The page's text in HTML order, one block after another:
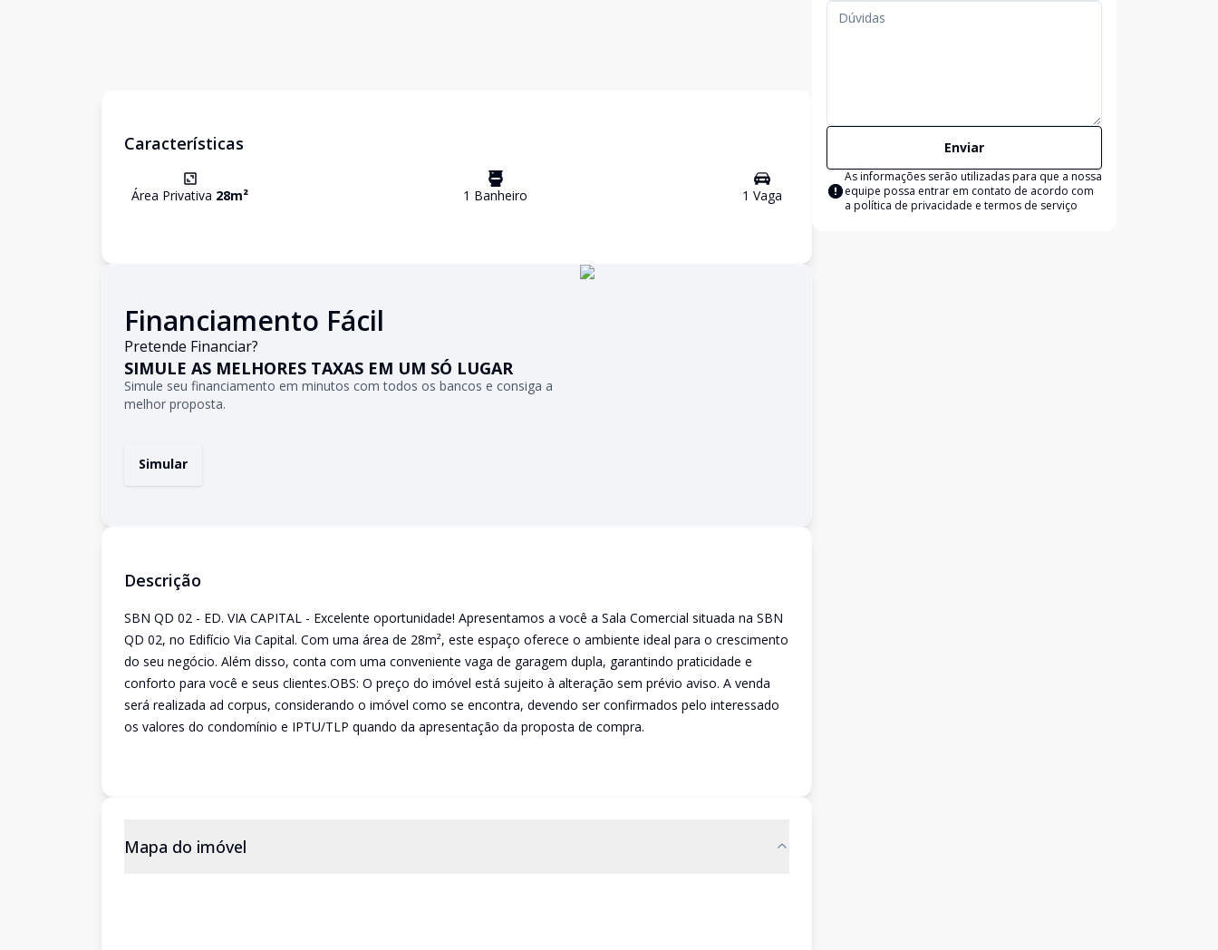
Características
Área Privativa 28m² 1 Banheiro 1 Vaga
Financiamento Fácil
Pretende Financiar?
SIMULE AS MELHORES TAXAS EM UM SÓ LUGAR
Simule seu financiamento em minutos com todos os bancos e consiga a
melhor proposta.
Simular
Descrição
SBN QD 02 - ED. VIA CAPITAL - Excelente oportunidade! Apresentamos a você a Sala Comercial situada na SBN
QD 02, no Edifício Via Capital. Com uma área de 28m², este espaço oferece o ambiente ideal para o crescimento
do seu negócio. Além disso, conta com uma conveniente vaga de garagem dupla, garantindo praticidade e
conforto para você e seus clientes.OBS: O preço do imóvel está sujeito à alteração sem prévio aviso. A venda
será realizada ad corpus, considerando o imóvel como se encontra, devendo ser confirmados pelo interessado
os valores do condomínio e IPTU/TLP quando da apresentação da proposta de compra.
Mapa do imóvel
Enviar
As informações serão utilizadas para que a nossa
equipe possa entrar em contato de acordo com
a política de privacidade e termos de serviço